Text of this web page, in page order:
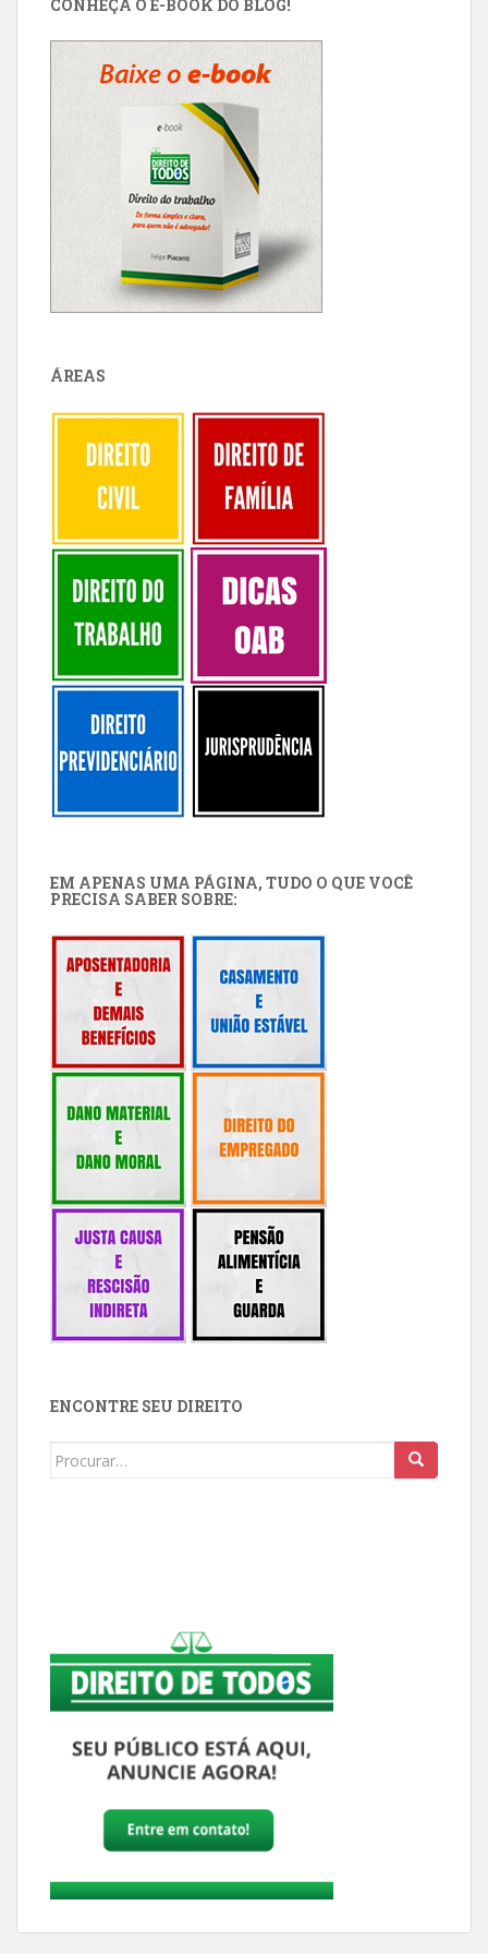
CONHEÇA O E-BOOK DO BLOG!
ÁREAS
EM APENAS UMA PÁGINA, TUDO O QUE VOCÊ
PRECISA SABER SOBRE:
ENCONTRE SEU DIREITO
Buscar: